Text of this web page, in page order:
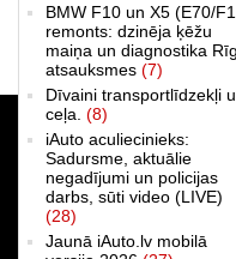
BMW F10 un X5 (E70/
remonts: dzinēja ķēžu
maiņa un diagnostika
atsauksmes (7)
Dīvaini transportlīdzekļi
ceļa. (8)
iAuto aculiecinieks:
Sadursme, aktuālie
negadījumi un policijas
darbs, sūti video (LIVE)
(28)
Jaunā iAuto.lv mobilā